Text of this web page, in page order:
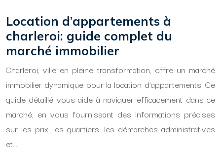
Location d’appartements à
charleroi: guide complet du
marché immobilier
Charleroi, ville en pleine transformation, offre un marché
immobilier dynamique pour la location d’appartements. Ce
guide détaillé vous aide à naviguer efficacement dans ce
marché, en vous fournissant des informations précises
sur les prix, les quartiers, les démarches administratives
et…